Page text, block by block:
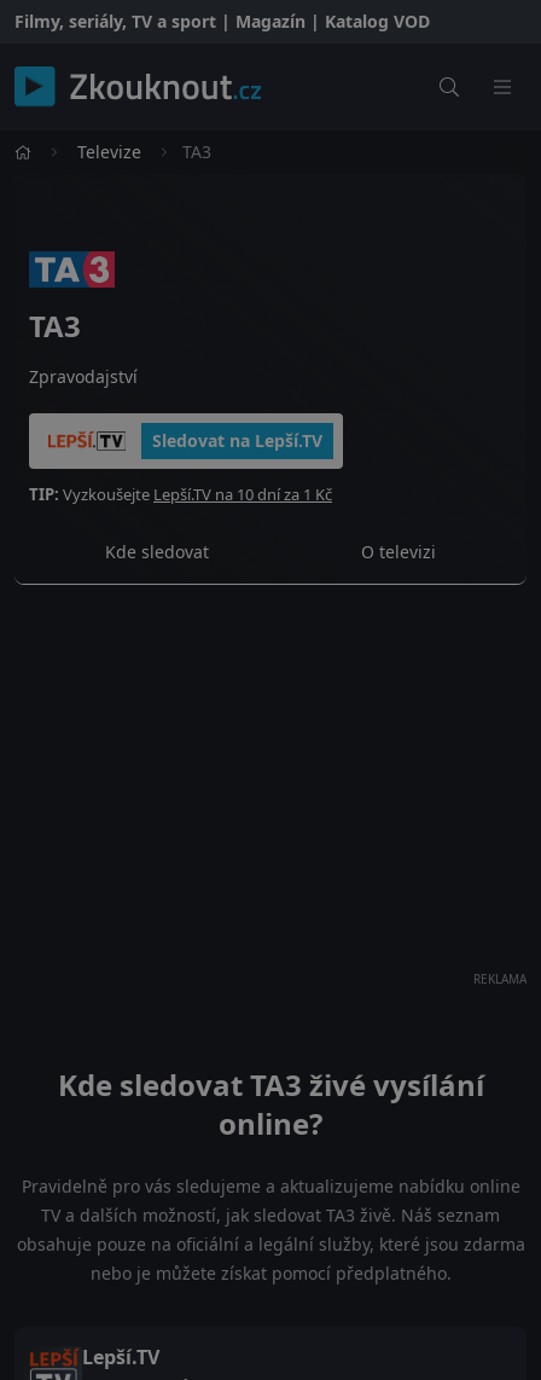
Filmy, seriály, TV a sport | Magazín | Katalog VOD
Televize TA3
TA3
Zpravodajství
Sledovat na Lepší.TV
TIP: Vyzkoušejte Lepší.TV na 10 dní za 1 Kč
Kde sledovat O televizi
REKLAMA
Kde sledovat TA3 živé vysílání
online?
Pravidelně pro vás sledujeme a aktualizujeme nabídku online
TV a dalších možností, jak sledovat TA3 živě. Náš seznam
obsahuje pouze na oficiální a legální služby, které jsou zdarma
nebo je můžete získat pomocí předplatného.
Lepší.TV